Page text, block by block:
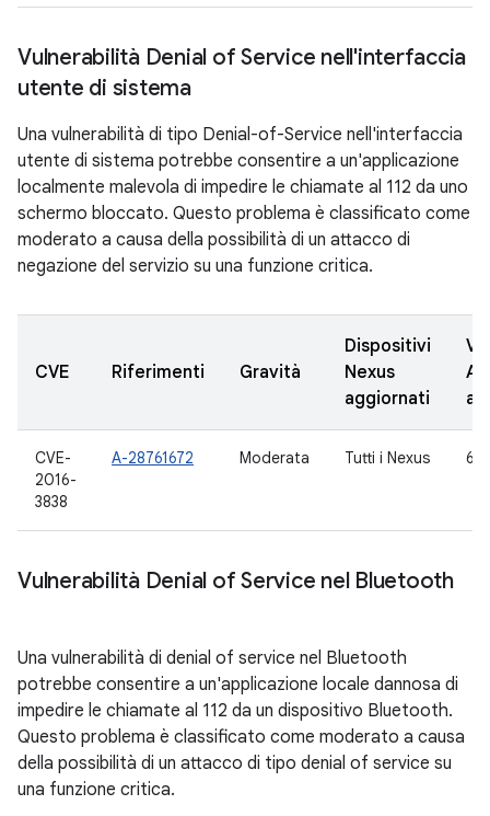
Vulnerabilità Denial of Service nell'interfaccia
utente di sistema
Una vulnerabilità di tipo Denial-of-Service nell'interfaccia
utente di sistema potrebbe consentire a un'applicazione
localmente malevola di impedire le chiamate al 112 da uno
schermo bloccato. Questo problema è classificato come
moderato a causa della possibilità di un attacco di
negazione del servizio su una funzione critica.
CVE Riferimenti Gravità
Dispositivi
Nexus
aggiornati
CVE-
2016-
3838
A-28761672 Moderata Tutti i Nexus
Vulnerabilità Denial of Service nel Bluetooth
Una vulnerabilità di denial of service nel Bluetooth
potrebbe consentire a un'applicazione locale dannosa di
impedire le chiamate al 112 da un dispositivo Bluetooth.
Questo problema è classificato come moderato a causa
della possibilità di un attacco di tipo denial of service su
una funzione critica.